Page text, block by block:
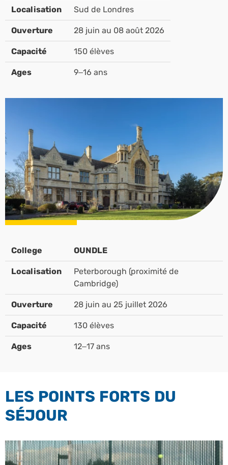
Localisation Sud de Londres
Ouverture 28 juin au 08 août 2026
Capacité 150 élèves
Ages 9–16 ans
College OUNDLE
Localisation
Peterborough (proximité de
Cambridge)
Ouverture 28 juin au 25 juillet 2026
Capacité 130 élèves
Ages 12–17 ans
LES POINTS FORTS DU
SÉJOUR